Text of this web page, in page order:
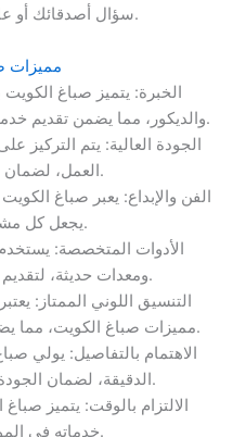
سؤال أصدقائك أو عائلتك عن صباغ يثقون به.
مميزات
الخبرة: يتميز صباغ
والديكور، مما يضمن تقديم خدمة عالية الجودة وفقاً لأعلى المعايير.
الجودة العالية: يتم
العمل، لضمان الرضا التام للعملاء.
الفن والإبداع: يعبر صباغ
يجعل كل مشروع فريد ومميز.
الأدوات المتخصصة:
ومعدات حديثة، لتقديم خدمة صباغة فعالة وجذابة.
التنسيق اللوني الممتاز:
مميزات صباغ الكويت، مما يضمن تناغم الألوان والنتائج الجميلة.
الاهتمام بالتفاصيل: يولي
الدقيقة، لضمان الجودة العالية والتشطيب الراقي.
الالتزام بالوقت: يتميز صباغ
خدماته في المواعيد المتفق عليها.